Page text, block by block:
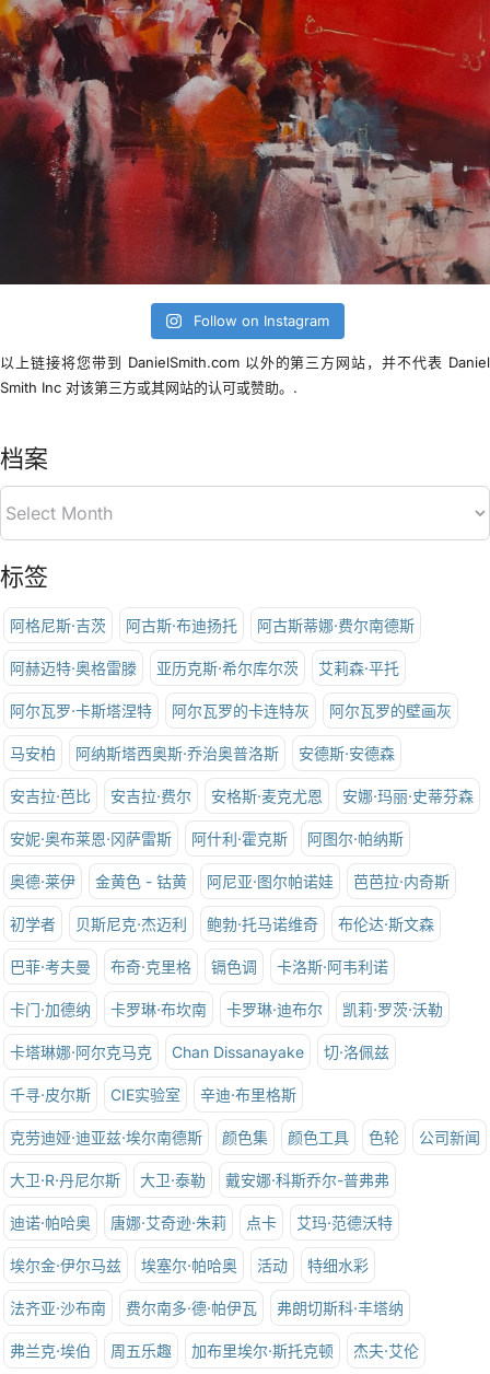
Follow on Instagram
以上链接将您带到 DanielSmith.com 以外的第三方网站，并不代表 Daniel
Smith Inc 对该第三方或其网站的认可或赞助。.
档案
标签
阿格尼斯·吉茨 阿古斯·布迪扬托 阿古斯蒂娜·费尔南德斯
阿赫迈特·奥格雷滕 亚历克斯·希尔库尔茨 艾莉森·平托
阿尔瓦罗·卡斯塔涅特 阿尔瓦罗的卡连特灰 阿尔瓦罗的壁画灰
马安柏 阿纳斯塔西奥斯·乔治奥普洛斯 安德斯·安德森
安吉拉·芭比 安吉拉·费尔 安格斯·麦克尤恩 安娜·玛丽·史蒂芬森
安妮·奥布莱恩·冈萨雷斯 阿什利·霍克斯 阿图尔·帕纳斯
奥德·莱伊 金黄色 - 钴黄 阿尼亚·图尔帕诺娃 芭芭拉·内奇斯
初学者 贝斯尼克·杰迈利 鲍勃·托马诺维奇 布伦达·斯文森
巴菲·考夫曼 布奇·克里格 镉色调 卡洛斯·阿韦利诺
卡门·加德纳 卡罗琳·布坎南 卡罗琳·迪布尔 凯莉·罗茨·沃勒
卡塔琳娜·阿尔克马克 Chan Dissanayake 切·洛佩兹
千寻·皮尔斯 CIE实验室 辛迪·布里格斯
克劳迪娅·迪亚兹·埃尔南德斯 颜色集 颜色工具 色轮 公司新闻
大卫·R·丹尼尔斯 大卫·泰勒 戴安娜·科斯乔尔-普弗弗
迪诺·帕哈奥 唐娜·艾奇逊·朱莉 点卡 艾玛·范德沃特
埃尔金·伊尔马兹 埃塞尔·帕哈奥 活动 特细水彩
法齐亚·沙布南 费尔南多·德·帕伊瓦 弗朗切斯科·丰塔纳
弗兰克·埃伯 周五乐趣 加布里埃尔·斯托克顿 杰夫·艾伦